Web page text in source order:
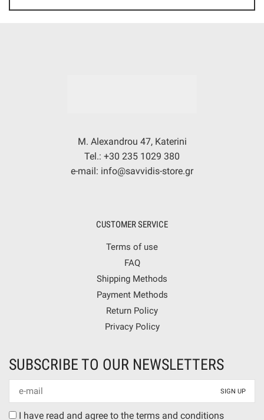
M. Alexandrou 47, Katerini
Tel.: +30 235 1029 380
e-mail: info@savvidis-store.gr
CUSTOMER SERVICE
Terms of use
FAQ
Shipping Methods
Payment Methods
Return Policy
Privacy Policy
SUBSCRIBE TO OUR NEWSLETTERS
Newsletter
mail
Terms
I have read and agree to the terms and conditions